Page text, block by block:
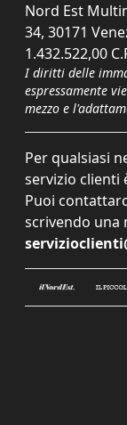
Nord Est
34, 30171
1.432.522,00
I diritti delle
espressamente
mezzo e
Per qualsiasi
servizio clienti
Puoi
scrivendo una